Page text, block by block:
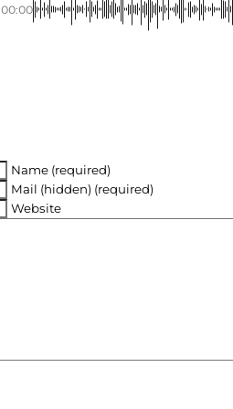
00:00
Name (required)
Mail (hidden) (required)
Website